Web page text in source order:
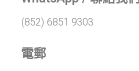
(852) 6851 9303
電郵